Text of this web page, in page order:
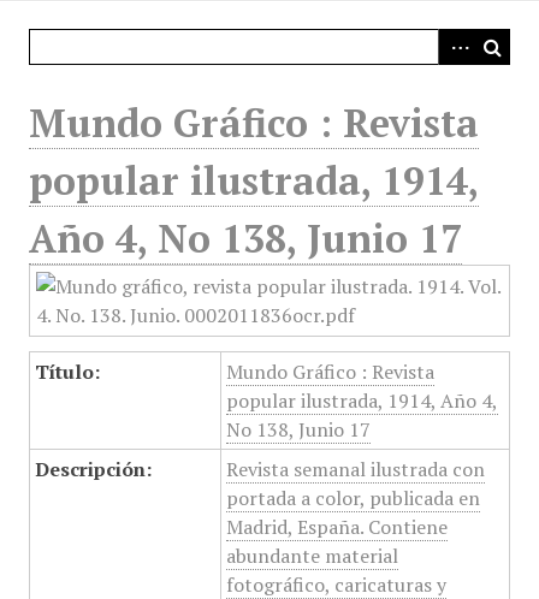
Mundo Gráfico : Revista
popular ilustrada, 1914,
Año 4, No 138, Junio 17
Título:
Mundo Gráfico : Revista
popular ilustrada, 1914, Año 4,
No 138, Junio 17
Descripción:
Revista semanal ilustrada con
portada a color, publicada en
Madrid, España. Contiene
abundante material
fotográfico, caricaturas y